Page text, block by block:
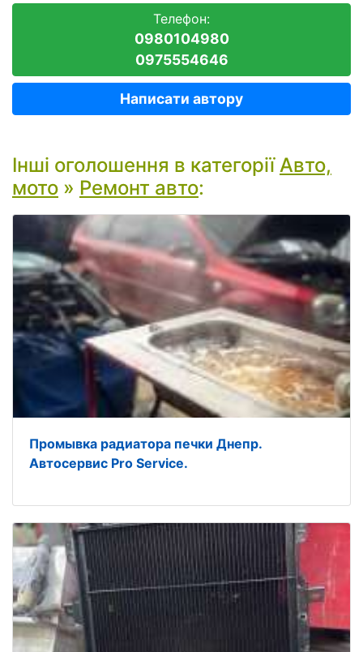
Телефон:
0980104980
0975554646
Написати автору
Інші оголошення в категоріїАвто,
мото » Ремонт авто:
Промывка радиатора печки Днепр.
Автосервис Pro Service.